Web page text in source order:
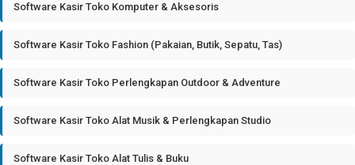
Software Kasir Toko Komputer & Aksesoris
Software Kasir Toko Fashion (Pakaian, Butik, Sepatu, Tas)
Software Kasir Toko Perlengkapan Outdoor & Adventure
Software Kasir Toko Alat Musik & Perlengkapan Studio
Software Kasir Toko Alat Tulis & Buku